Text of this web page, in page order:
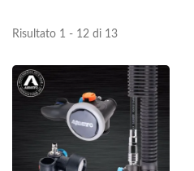
Risultato 1 - 12 di 13